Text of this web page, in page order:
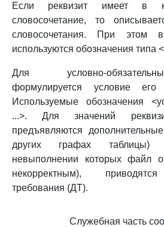
Если реквизит имеет в
словосочетание, то
словосочетания. При этом
используются обозначения типа
Для условно-
формулируется условие его
Используемые обозначения
...>. Для значений
предъявляются
других графах таблицы)
невыполнении которых файл
некорректным),
требования (ДТ).
Служебная часть